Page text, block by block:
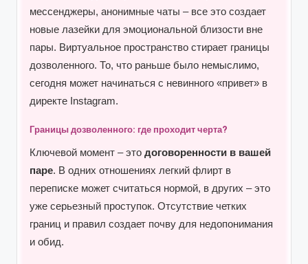
мессенджеры, анонимные чаты – все это создает
новые лазейки для эмоциональной близости вне
пары. Виртуальное пространство стирает границы
дозволенного. То, что раньше было немыслимо,
сегодня может начинаться с невинного «привет» в
директе Instagram.
Границы дозволенного: где проходит черта?
Ключевой момент – это договоренности в вашей
паре. В одних отношениях легкий флирт в
переписке может считаться нормой, в других – это
уже серьезный проступок. Отсутствие четких
границ и правил создает почву для недопонимания
и обид.